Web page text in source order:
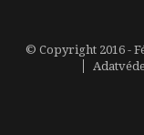
© Copyright 2016 -